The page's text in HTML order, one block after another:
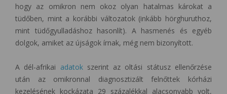
hogy az omikron nem okoz olyan hatalmas károkat a
tüdőben, mint a korábbi változatok (inkább hörghuruthoz,
mint tüdőgyulladáshoz hasonlít). A hasmenés és egyéb
dolgok, amiket az újságok írnak, még nem bizonyított.
A dél-afrikai adatokszerint az oltási státusz ellenőrzése
után az omikronnal diagnosztizált felnőttek kórházi
kezelésének kockázata 29 százalékkal alacsonyabb volt,